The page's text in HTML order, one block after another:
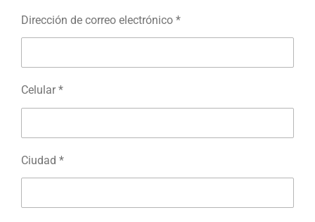
Dirección de correo electrónico *
Celular *
Ciudad *